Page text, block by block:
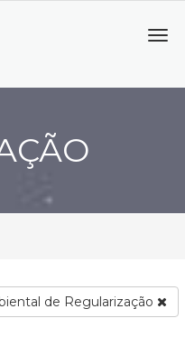
de Regularização